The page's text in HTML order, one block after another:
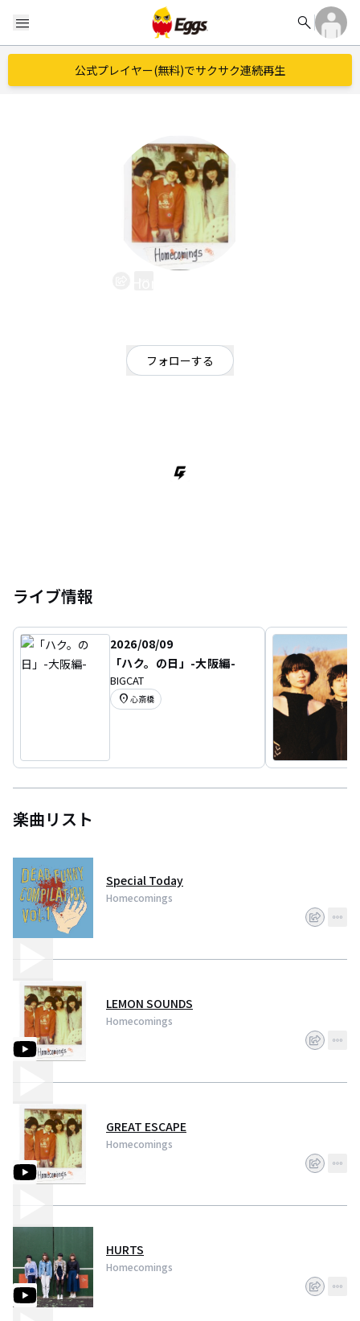
menu search
公式プレイヤー(無料)でサクサク連続再生
フォローする
企画｢Special Today｣の開催など､2012 年の結成から飛躍的に活動を展開中｡
ライブ情報
2026/08/09
「ハク。の日」-大阪編-
BIGCAT
location_on 心斎橋
楽曲リスト
Special Today
Homecomings
LEMON SOUNDS
Homecomings
GREAT ESCAPE
Homecomings
HURTS
Homecomings